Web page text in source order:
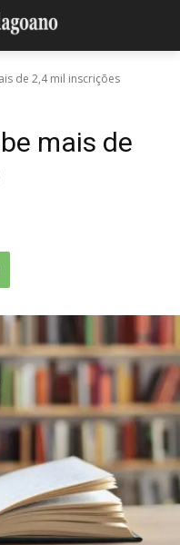
de 2,4 mil inscrições
mais de